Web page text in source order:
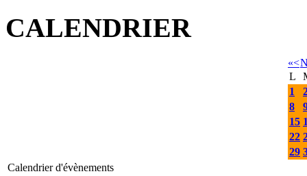
CALENDRIER
«<
L
1
8
15
22
29
Calendrier d'évènements